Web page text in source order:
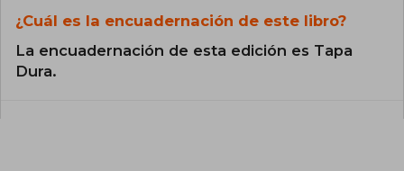
¿Cuál es la encuadernación de este libro?
La encuadernación de esta edición es Tapa
Dura.